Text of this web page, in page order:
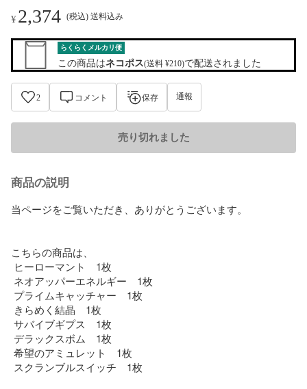
¥2,374 (税込) 送料込み
らくらくメルカリ便
この商品はネコポス(送料 ¥210)で配送されました
2 コメント 保存 通報
売り切れました
商品の説明
当ページをご覧いただき、ありがとうございます。
こちらの商品は、